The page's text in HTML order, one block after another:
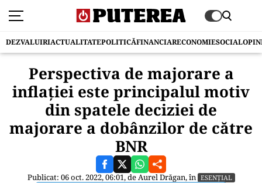
DEZVALUIRIACTUALITATEPOLITICĂFINANCIARECONOMIESOCIAL
Perspectiva de majorare a
inflației este principalul motiv
din spatele deciziei de
majorare a dobânzilor de către
BNR
Publicat: 06 oct. 2022, 06:01, deAurel Drăgan, în ESENȚIAL